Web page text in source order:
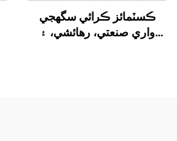
ڪسٽمائز ڪرائي سگھجي
واري صنعتي، رهائشي، ۽